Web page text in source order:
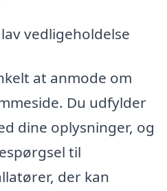
vedligeholdelse
at anmode om
Du udfylder
dine oplysninger, og
til
der kan